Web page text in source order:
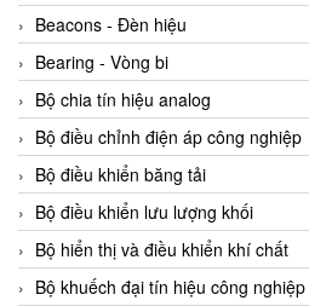
ADCA Vietnam
ADFweb Vietnam
Adler Vietnam
Ados Vietnam
Advanced Energy Vietnam
Advantech Vietnam
Agate Vietnam
AGR International Vietnam
Beacons - Đèn hiệu
Bearing - Vòng bi
Bộ chia tín hiệu analog
Bộ điều chỉnh điện áp công nghiệp
Bộ điều khiển băng tải
Bộ điều khiển lưu lượng khối
Bộ hiển thị và điều khiển khí chất
Bộ khuếch đại tín hiệu công nghiệp